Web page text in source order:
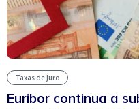
Taxas de Juro
Euribor continua a